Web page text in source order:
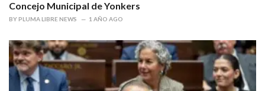
Concejo Municipal de Yonkers
BY PLUMA LIBRE NEWS 1 AÑO AGO